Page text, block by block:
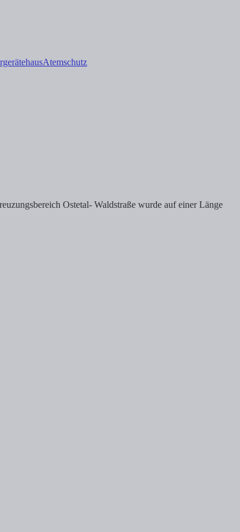
Atemschutz
Ostetal- Waldstraße wurde auf einer Länge